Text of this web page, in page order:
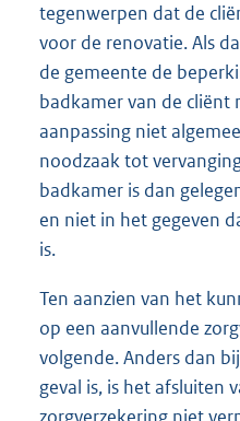
tegenwerpen dat de
voor de renovatie. Als
de gemeente de
badkamer van de cliënt
aanpassing niet
noodzaak tot
badkamer is dan
en niet in het gegeven
is.
Ten aanzien van het
op een aanvullende
volgende. Anders dan
geval is, is het afsluiten